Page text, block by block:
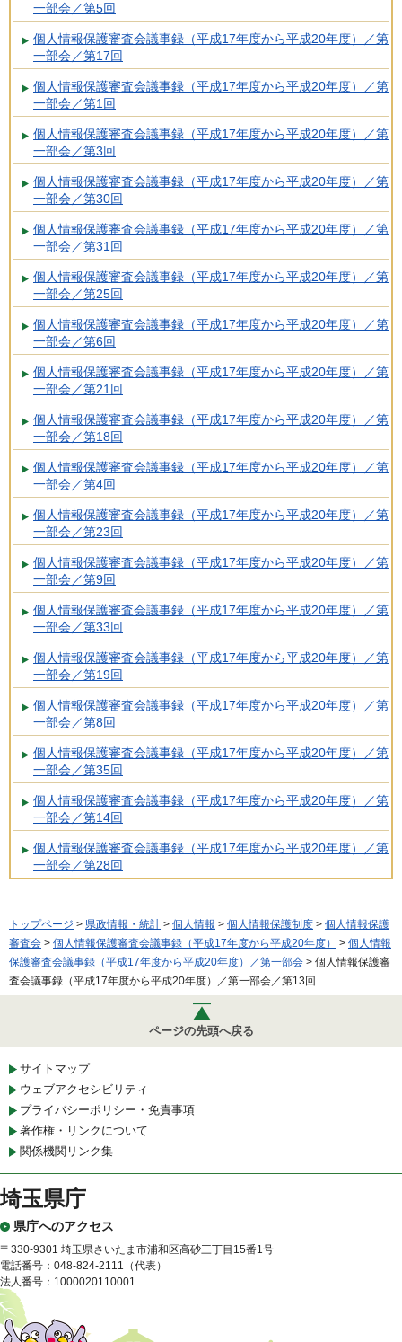
一部会／第5回
個人情報保護審査会議事録（平成17年度から平成20年度）／第
一部会／第17回
個人情報保護審査会議事録（平成17年度から平成20年度）／第
一部会／第1回
個人情報保護審査会議事録（平成17年度から平成20年度）／第
一部会／第3回
個人情報保護審査会議事録（平成17年度から平成20年度）／第
一部会／第30回
個人情報保護審査会議事録（平成17年度から平成20年度）／第
一部会／第31回
個人情報保護審査会議事録（平成17年度から平成20年度）／第
一部会／第25回
個人情報保護審査会議事録（平成17年度から平成20年度）／第
一部会／第6回
個人情報保護審査会議事録（平成17年度から平成20年度）／第
一部会／第21回
個人情報保護審査会議事録（平成17年度から平成20年度）／第
一部会／第18回
個人情報保護審査会議事録（平成17年度から平成20年度）／第
一部会／第4回
個人情報保護審査会議事録（平成17年度から平成20年度）／第
一部会／第23回
個人情報保護審査会議事録（平成17年度から平成20年度）／第
一部会／第9回
個人情報保護審査会議事録（平成17年度から平成20年度）／第
一部会／第33回
個人情報保護審査会議事録（平成17年度から平成20年度）／第
一部会／第19回
個人情報保護審査会議事録（平成17年度から平成20年度）／第
一部会／第8回
個人情報保護審査会議事録（平成17年度から平成20年度）／第
一部会／第35回
個人情報保護審査会議事録（平成17年度から平成20年度）／第
一部会／第14回
個人情報保護審査会議事録（平成17年度から平成20年度）／第
一部会／第28回
トップページ > 県政情報・統計 > 個人情報 > 個人情報保護制度 > 個人情報保護
審査会 > 個人情報保護審査会議事録（平成17年度から平成20年度） > 個人情報
保護審査会議事録（平成17年度から平成20年度）／第一部会 > 個人情報保護審
査会議事録（平成17年度から平成20年度）／第一部会／第13回
ページの先頭へ戻る
サイトマップ
ウェブアクセシビリティ
プライバシーポリシー・免責事項
著作権・リンクについて
関係機関リンク集
埼玉県庁
県庁へのアクセス
〒330-9301 埼玉県さいたま市浦和区高砂三丁目15番1号
電話番号：048-824-2111（代表）
法人番号：1000020110001